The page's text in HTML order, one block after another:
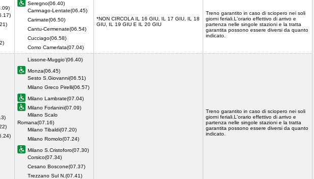
Seregno(06.40)
Camnago-Lentate(06.45)
Carimate(06.50)
Cantu-Cermenate(06.54)
Cucciago(06.58)
Como Camerlata(07.04)
*NON CIRCOLA IL 16 GIU, IL 17 GIU, IL 18
GIU, IL 19 GIU E IL 20 GIU
Treno garantito in caso di sciopero nei soli
giorni feriali.L'orario effettivo di arrivo e
partenza nelle singole stazioni e la tratta
garantita possono essere diversi da quanto
indicato.
Lissone-Muggio'(06.40)
Monza(06.45)
Sesto S.Giovanni(06.51)
Milano Greco Pirelli(06.57)
Milano Lambrate(07.04)
Milano Forlanini(07.09)
Milano Scalo
Romana(07.16)
Milano Tibaldi(07.20)
Milano Romolo(07.24)
Milano S.Cristoforo(07.30)
Corsico(07.34)
Cesano Boscone(07.37)
Trezzano Sul N.(07.41)
Treno garantito in caso di sciopero nei soli
giorni feriali.L'orario effettivo di arrivo e
partenza nelle singole stazioni e la tratta
garantita possono essere diversi da quanto
indicato.